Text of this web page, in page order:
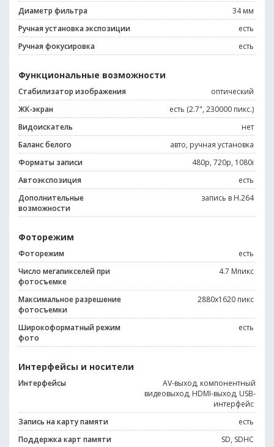
Диаметр фильтра
34 мм
Ручная установка экспозиции
есть
Ручная фокусировка
есть
Функциональные возможности
Стабилизатор изображения
оптический
ЖК-экран
есть (2.7", 230000 пикс.)
Видоискатель
нет
Баланс белого
авто, ручная установка
Форматы записи
480p, 720p, 1080i
Автоэкспозиция
есть
Дополнительные
возможности
запись в H.264
Фоторежим
Фоторежим
есть
Число мегапикселей при
фотосъемке
4.7 Мпикс
Максимальное разрешение
фотосъемки
2880x1620 пикс
Широкоформатный режим
фото
есть
Интерфейсы и носители
Интерфейсы
AV-выход, компонентный
видеовыход, HDMI-выход, USB-
интерфейс
Запись на карту памяти
есть
Поддержка карт памяти
SD, SDHC